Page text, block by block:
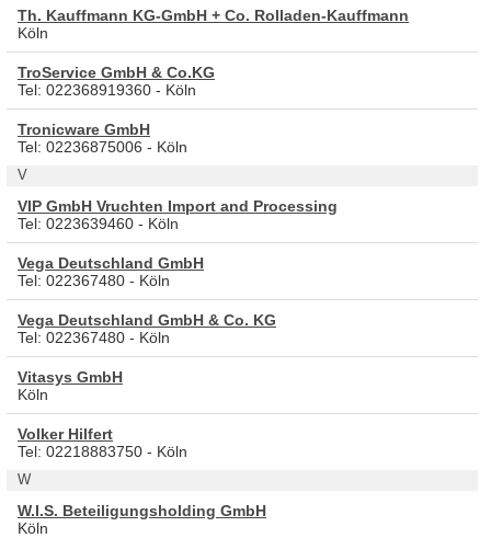
Th. Kauffmann KG-GmbH + Co. Rolladen-Kauffmann
Köln
TroService GmbH & Co.KG
Tel: 022368919360 - Köln
Tronicware GmbH
Tel: 02236875006 - Köln
V
VIP GmbH Vruchten Import and Processing
Tel: 0223639460 - Köln
Vega Deutschland GmbH
Tel: 022367480 - Köln
Vega Deutschland GmbH & Co. KG
Tel: 022367480 - Köln
Vitasys GmbH
Köln
Volker Hilfert
Tel: 02218883750 - Köln
W
W.I.S. Beteiligungsholding GmbH
Köln